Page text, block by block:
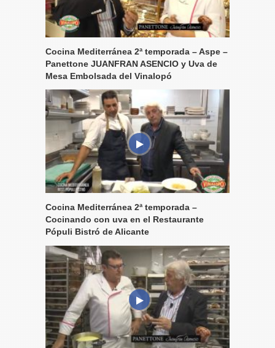
Cocina Mediterránea 2ª temporada – Aspe –
Panettone JUANFRAN ASENCIO y Uva de
Mesa Embolsada del Vinalopó
Cocina Mediterránea 2ª temporada –
Cocinando con uva en el Restaurante
Pópuli Bistró de Alicante